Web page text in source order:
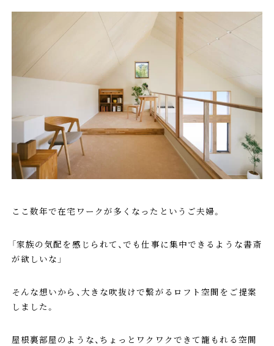
ここ数年で在宅ワークが多くなったというご夫婦。
「家族の気配を感じられて、でも仕事に集中できるような書斎
が欲しいな」
そんな想いから、大きな吹抜けで繋がるロフト空間をご提案
しました。
屋根裏部屋のような、ちょっとワクワクできて籠もれる空間